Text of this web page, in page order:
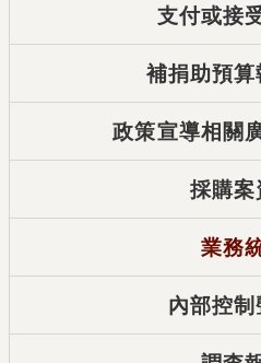
支付或接
補捐助預算
政策宣導相關
採購案
業務
內部控制